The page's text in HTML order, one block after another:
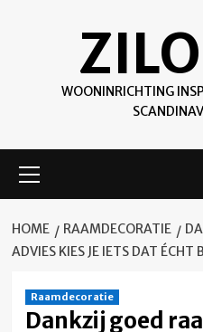
WOONINRICHTING
Menu
HOME RAAMDECORATIE
ADVIES KIES JE IETS DAT ÉCHT
Raamdecoratie
Dankzij goed